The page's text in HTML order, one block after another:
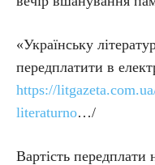
«Українську
передплатити в
https://
literaturno…/
Вартість передплати